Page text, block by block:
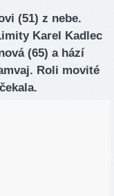
(51) z nebe.
Karel Kadlec
(65) a hází
Roli movité